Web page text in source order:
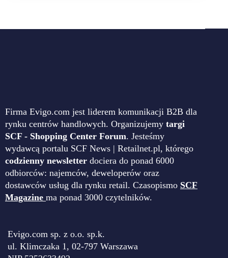
Firma Evigo.com jest liderem komunikacji B2B dla
rynku centrów handlowych. Organizujemy targi
SCF - Shopping Center Forum. Jesteśmy
wydawcą portalu SCF News | Retailnet.pl, którego
codzienny newsletter dociera do ponad 6000
odbiorców: najemców, deweloperów oraz
dostawców usług dla rynku retail. Czasopismo SCF
Magazine ma ponad 3000 czytelników.
Evigo.com sp. z o.o. sp.k.
ul. Klimczaka 1, 02-797 Warszawa